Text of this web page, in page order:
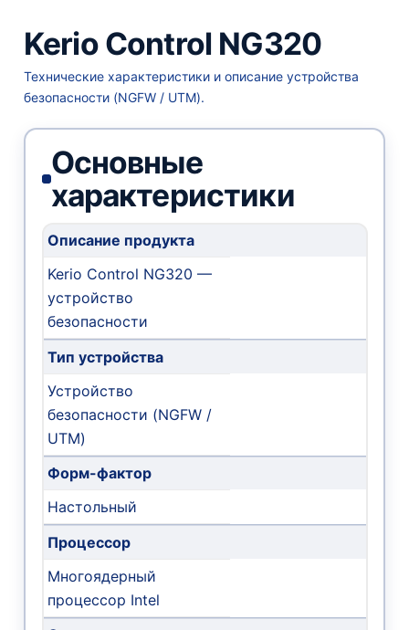
Kerio Control NG320
Технические характеристики и описание устройства
безопасности (NGFW / UTM).
Основные
характеристики
Описание продукта
Kerio Control NG320 —
устройство
безопасности
Тип устройства
Устройство
безопасности (NGFW /
UTM)
Форм-фактор
Настольный
Процессор
Многоядерный
процессор Intel